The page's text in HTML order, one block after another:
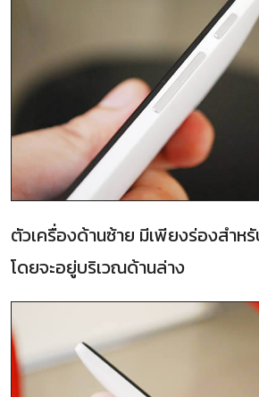
ตัวเครื่องด้านซ้าย มีเพียงร่องสำห
โดยจะอยู่บริเวณด้านล่าง